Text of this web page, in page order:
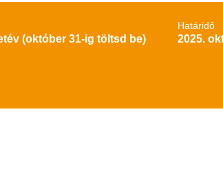
(október 31-ig töltsd be)
Határidő
2025.